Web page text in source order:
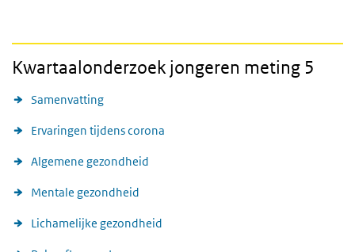
Kwartaalonderzoek jongeren meting 5
Samenvatting
Ervaringen tijdens corona
Algemene gezondheid
Mentale gezondheid
Lichamelijke gezondheid